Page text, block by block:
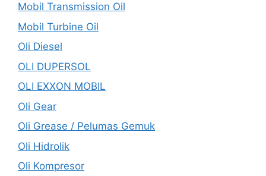
Mobil Transmission Oil
Mobil Turbine Oil
Oli Diesel
OLI DUPERSOL
OLI EXXON MOBIL
Oli Gear
Oli Grease / Pelumas Gemuk
Oli Hidrolik
Oli Kompresor